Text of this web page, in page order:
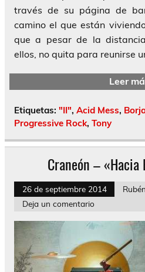
través de su página de
camino el que están
que a pesar de la
ellos, no quita para reunirse
Leer
Etiquetas: "II", Acid Mess,
Progressive Rock, Tony
Craneón –
26 de septiembre 2014
Deja un comentario